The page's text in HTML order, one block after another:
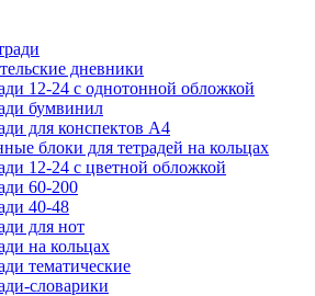
дневники
12-24 с однотонной обложкой
бумвинил
для конспектов А4
блоки для тетрадей на кольцах
12-24 с цветной обложкой
60-200
40-48
для нот
на кольцах
тематические
словарики